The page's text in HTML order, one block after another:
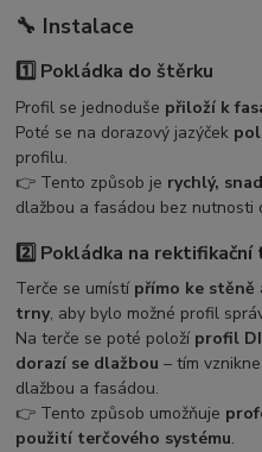
🔧 Instalace
1️⃣ Pokládka do štěrku
Profil se jednoduše přiloží k
Poté se na dorazový jazýček
profilu.
👉 Tento způsob je rychlý,
dlažbou a fasádou bez nutnosti
2️⃣ Pokládka na rektifikační
Terče se umístí přímo ke stěně
trny, aby bylo možné profil
Na terče se poté položí profil
dorazí se dlažbou – tím vznikne
dlažbou a fasádou.
👉 Tento způsob umožňuje
použití terčového systému.